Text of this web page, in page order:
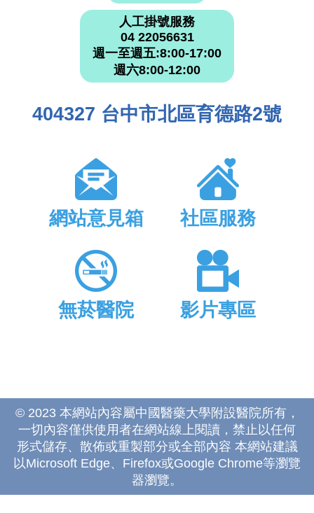
人工掛號服務
04 22056631
週一至週五:8:00-17:00
週六8:00-12:00
404327 台中市北區育德路2號
網站意見箱 社區服務
無菸醫院 影片專區
© 2023 本網站內容屬中國醫藥大學附設醫院所有，
一切內容僅供使用者在網站線上閱讀，禁止以任何
形式儲存、散佈或重製部分或全部內容 本網站建議
以Microsoft Edge、Firefox或Google Chrome等瀏覽
器瀏覽。